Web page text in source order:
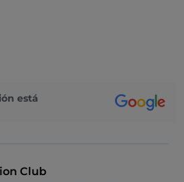
está
Club